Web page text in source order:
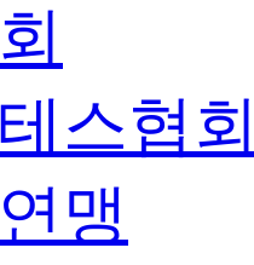
스협
맹